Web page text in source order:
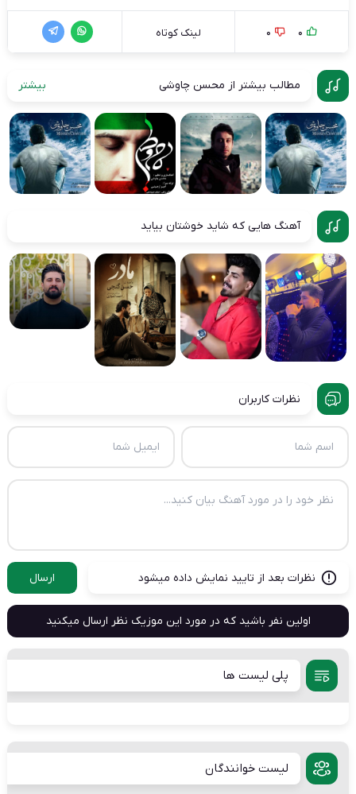
0
0 لینک کوتاه
مطالب بیشتر از محسن چاوشی بیشتر
آهنگ هایی که شاید خوشتان بیاید
نظرات کاربران
نظرات بعد از تایید نمایش داده میشود ارسال
اولین نفر باشید که در مورد این موزیک نظر ارسال میکنید
پلی لیست ها
لیست خوانندگان